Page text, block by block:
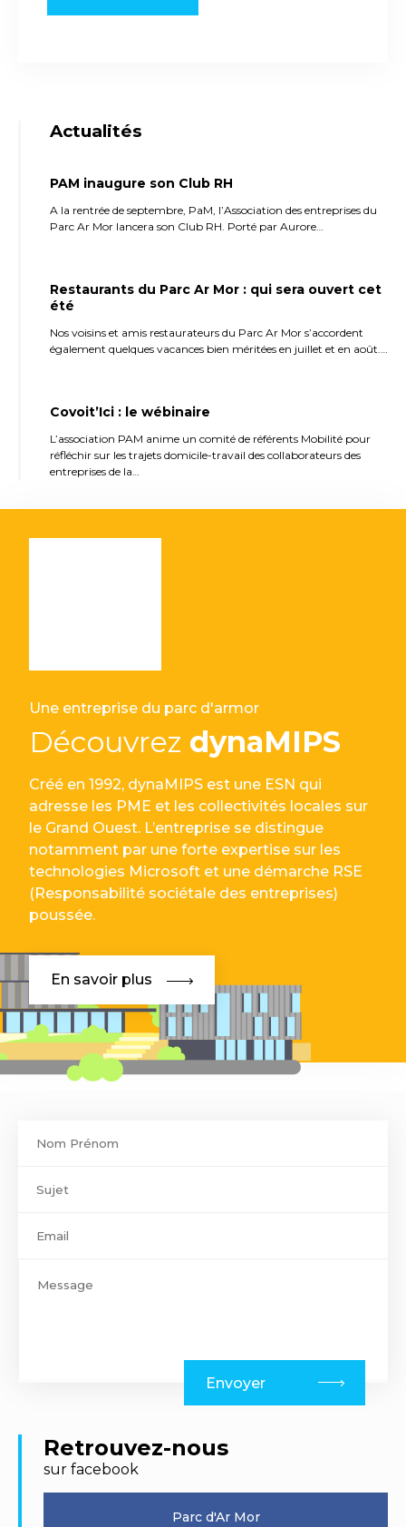
Actualités
PAM inaugure son Club RH
A la rentrée de septembre, PaM, l’Association des entreprises du
Parc Ar Mor lancera son Club RH. Porté par Aurore…
Restaurants du Parc Ar Mor : qui sera ouvert cet
été
Nos voisins et amis restaurateurs du Parc Ar Mor s’accordent
également quelques vacances bien méritées en juillet et en août.…
Covoit’Ici : le wébinaire
L’association PAM anime un comité de référents Mobilité pour
réfléchir sur les trajets domicile-travail des collaborateurs des
entreprises de la…
Une entreprise du parc d'armor
Découvrez dynaMIPS
Créé en 1992, dynaMIPS est une ESN qui
adresse les PME et les collectivités locales sur
le Grand Ouest. L’entreprise se distingue
notamment par une forte expertise sur les
technologies Microsoft et une démarche RSE
(Responsabilité sociétale des entreprises)
poussée.
En savoir plus
Retrouvez-nous
sur facebook
Parc d'Ar Mor
footer
Envoyer